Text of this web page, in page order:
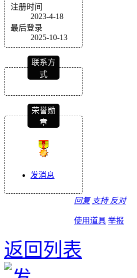
注册时间
2023-4-18
最后登录
2025-10-13
联系方
式
荣誉勋
章
发消息
回复 支持 反对
使用道具 举报
返回列表